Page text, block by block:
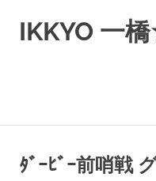
ス
IKKYO 一
ﾀﾞｰﾋﾞｰ前哨戦